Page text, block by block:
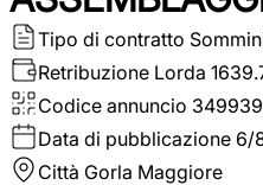
Tipo di contratto
Retribuzione Lorda
Codice annuncio 349939
Data di pubblicazione 6/
Città Gorla Maggiore